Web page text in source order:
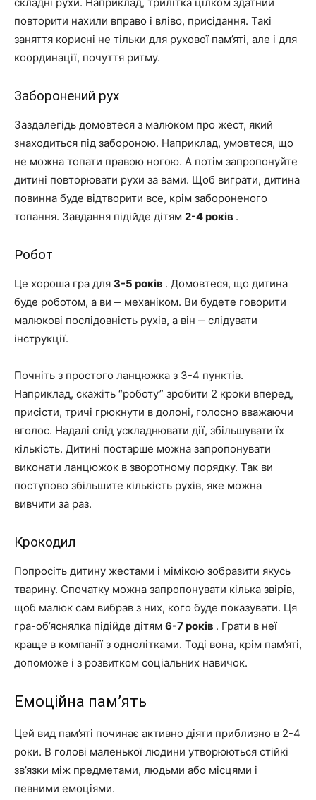
складні рухи. Наприклад, трилітка цілком здатний
повторити нахили вправо і вліво, присідання. Такі
заняття корисні не тільки для рухової пам’яті, але і для
координації, почуття ритму.
Заборонений рух
Заздалегідь домовтеся з малюком про жест, який
знаходиться під забороною. Наприклад, умовтеся, що
не можна топати правою ногою. А потім запропонуйте
дитині повторювати рухи за вами. Щоб виграти, дитина
повинна буде відтворити все, крім забороненого
топання. Завдання підійде дітям 2-4 років .
Робот
Це хороша гра для 3-5 років . Домовтеся, що дитина
буде роботом, а ви ‒ механіком. Ви будете говорити
малюкові послідовність рухів, а він ‒ слідувати
інструкції.
Почніть з простого ланцюжка з 3-4 пунктів.
Наприклад, скажіть “роботу” зробити 2 кроки вперед,
присісти, тричі грюкнути в долоні, голосно вважаючи
вголос. Надалі слід ускладнювати дії, збільшувати їх
кількість. Дитині постарше можна запропонувати
виконати ланцюжок в зворотному порядку. Так ви
поступово збільшите кількість рухів, яке можна
вивчити за раз.
Крокодил
Попросіть дитину жестами і мімікою зобразити якусь
тварину. Спочатку можна запропонувати кілька звірів,
щоб малюк сам вибрав з них, кого буде показувати. Ця
гра-об’яснялка підійде дітям 6-7 років . Грати в неї
краще в компанії з однолітками. Тоді вона, крім пам’яті,
допоможе і з розвитком соціальних навичок.
Емоційна пам’ять
Цей вид пам’яті починає активно діяти приблизно в 2-4
роки. В голові маленької людини утворюються стійкі
зв’язки між предметами, людьми або місцями і
певними емоціями.